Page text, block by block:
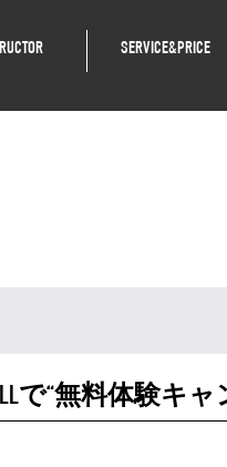
SERVICE&PRICE
で“無料体験キ